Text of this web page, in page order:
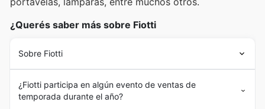
¿Querés saber más sobre Fiotti
Sobre Fiotti
¿Fiotti participa en algún evento de ventas de
temporada durante el año?